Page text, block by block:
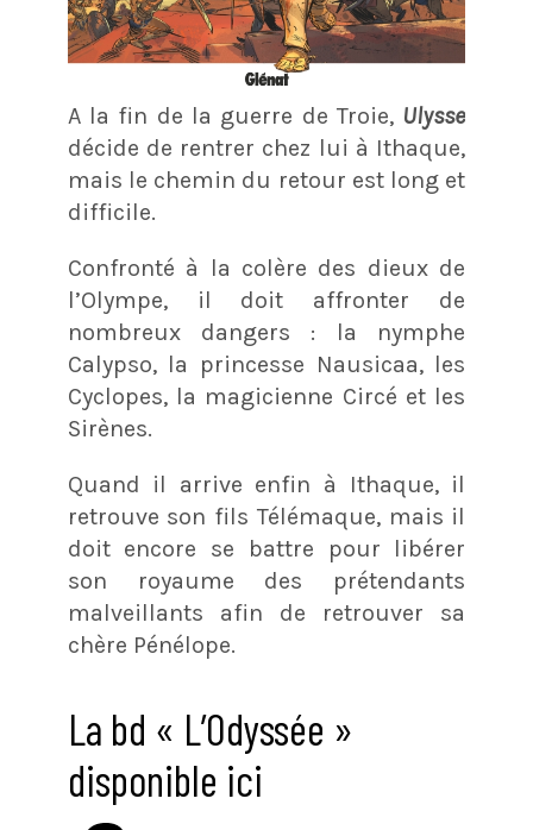
A la fin de la guerre de Troie, Ulysse
décide de rentrer chez lui à Ithaque,
mais le chemin du retour est long et
difficile.
Confronté à la colère des dieux de
l’Olympe, il doit affronter de
nombreux dangers : la nymphe
Calypso, la princesse Nausicaa, les
Cyclopes, la magicienne Circé et les
Sirènes.
Quand il arrive enfin à Ithaque, il
retrouve son fils Télémaque, mais il
doit encore se battre pour libérer
son royaume des prétendants
malveillants afin de retrouver sa
chère Pénélope.
La bd « L’Odyssée »
disponible ici